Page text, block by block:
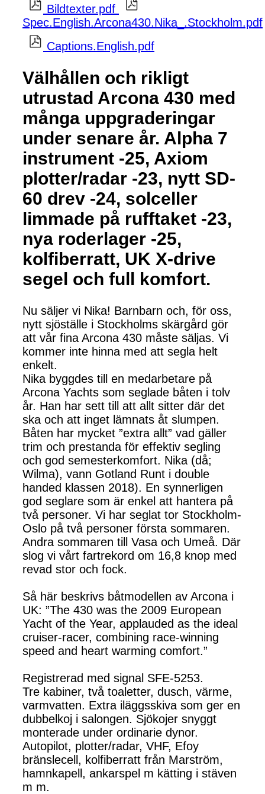
Bildtexter.pdf
Spec.English.Arcona430.Nika_.Stockholm.pdf
Captions.English.pdf
Välhållen och rikligt
utrustad Arcona 430 med
många uppgraderingar
under senare år. Alpha 7
instrument -25, Axiom
plotter/radar -23, nytt SD-
60 drev -24, solceller
limmade på rufftaket -23,
nya roderlager -25,
kolfiberratt, UK X-drive
segel och full komfort.
Nu säljer vi Nika! Barnbarn och, för oss,
nytt sjöställe i Stockholms skärgård gör
att vår fina Arcona 430 måste säljas. Vi
kommer inte hinna med att segla helt
enkelt.
Nika byggdes till en medarbetare på
Arcona Yachts som seglade båten i tolv
år. Han har sett till att allt sitter där det
ska och att inget lämnats åt slumpen.
Båten har mycket ”extra allt” vad gäller
trim och prestanda för effektiv segling
och god semesterkomfort. Nika (då;
Wilma), vann Gotland Runt i double
handed klassen 2018). En synnerligen
god seglare som är enkel att hantera på
två personer. Vi har seglat tor Stockholm-
Oslo på två personer första sommaren.
Andra sommaren till Vasa och Umeå. Där
slog vi vårt fartrekord om 16,8 knop med
revad stor och fock.
Så här beskrivs båtmodellen av Arcona i
UK: ”The 430 was the 2009 European
Yacht of the Year, applauded as the ideal
cruiser-racer, combining race-winning
speed and heart warming comfort.”
Registrerad med signal SFE-5253.
Tre kabiner, två toaletter, dusch, värme,
varmvatten. Extra iläggsskiva som ger en
dubbelkoj i salongen. Sjökojer snyggt
monterade under ordinarie dynor.
Autopilot, plotter/radar, VHF, Efoy
bränslecell, kolfiberratt från Marström,
hamnkapell, ankarspel m kätting i stäven
m m.